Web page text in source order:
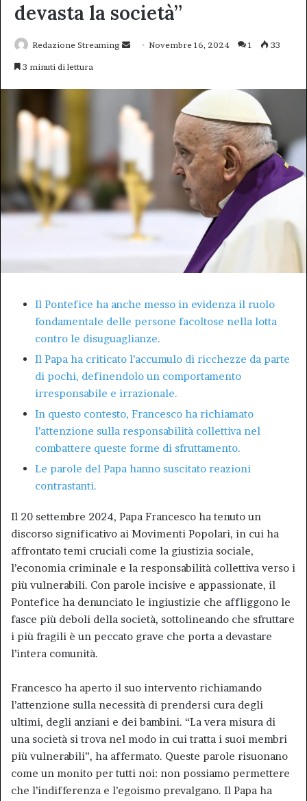
devasta la società”
Redazione Streaming
InviaNovembre 16, 2024 1 33
3 minuti di lettura
Il Pontefice ha anche messo in evidenza il ruolo
fondamentale delle persone facoltose nella lotta
contro le disuguaglianze.
Il Papa ha criticato l’accumulo di ricchezze da parte
di pochi, definendolo un comportamento
irresponsabile e irrazionale.
In questo contesto, Francesco ha richiamato
l’attenzione sulla responsabilità collettiva nel
combattere queste forme di sfruttamento.
Le parole del Papa hanno suscitato reazioni
contrastanti.
Il 20 settembre 2024, Papa Francesco ha tenuto un
discorso significativo ai Movimenti Popolari, in cui ha
affrontato temi cruciali come la giustizia sociale,
l’economia criminale e la responsabilità collettiva verso i
più vulnerabili. Con parole incisive e appassionate, il
Pontefice ha denunciato le ingiustizie che affliggono le
fasce più deboli della società, sottolineando che sfruttare
i più fragili è un peccato grave che porta a devastare
l’intera comunità.
Francesco ha aperto il suo intervento richiamando
l’attenzione sulla necessità di prendersi cura degli
ultimi, degli anziani e dei bambini. “La vera misura di
una società si trova nel modo in cui tratta i suoi membri
più vulnerabili”, ha affermato. Queste parole risuonano
come un monito per tutti noi: non possiamo permettere
che l’indifferenza e l’egoismo prevalgano. Il Papa ha